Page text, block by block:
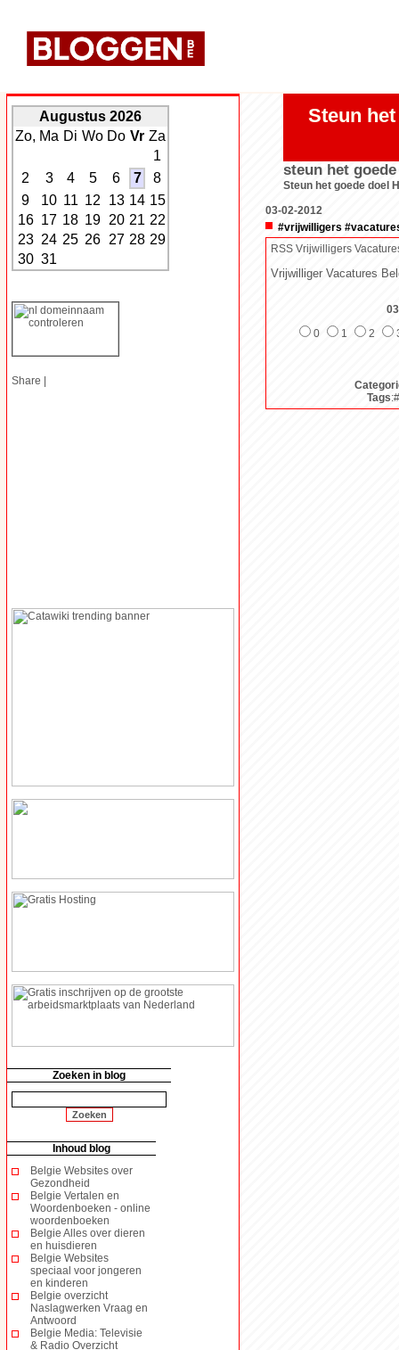
Augustus 2026
Zo, Ma Di Wo Do Vr Za
1
2
3 4 5 6 7
8
9
10 11 12 13 14 15
16 17 18 19 20 21 22
23 24 25 26 27 28 29
30 31
Share |
Zoeken in blog
Inhoud blog
Belgie Websites over
Gezondheid
Belgie Vertalen en
Woordenboeken - online
woordenboeken
Belgie Alles over dieren
en huisdieren
Belgie Websites
speciaal voor jongeren
en kinderen
Belgie overzicht
Naslagwerken Vraag en
Antwoord
Belgie Media: Televisie
& Radio Overzicht
Steun
steun het
Steun het goede doel
03-02-2012
#vrijwilligers
RSS Vrijwilligers
Vrijwilliger Vacatures
0
1 2
Tags